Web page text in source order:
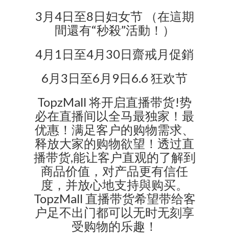
3月4日至8日妇女节 （在這期
間還有“秒殺”活動！）
4月1日至4月30日齋戒月促銷
6月3日至6月9日6.6 狂欢节
TopzMall 将开启直播带货!势
必在直播间以全马最独家！最
优惠！满足客户的购物需求、
释放大家的购物欲望！透过直
播带货,能让客户直观的了解到
商品价值，对产品更有信任
度，并放心地支持與购买。
TopzMall 直播带货希望带给客
户足不出门都可以无时无刻享
受购物的乐趣！